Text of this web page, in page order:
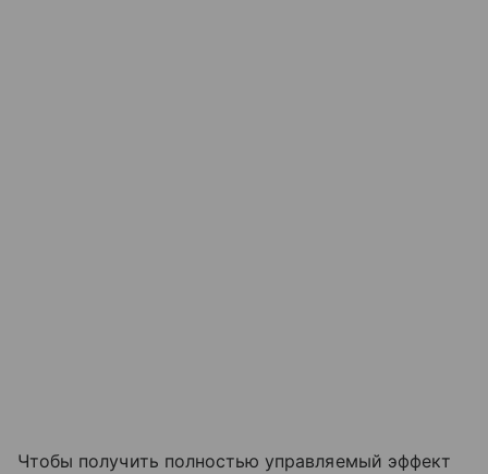
Чтобы получить полностью управляемый эффект